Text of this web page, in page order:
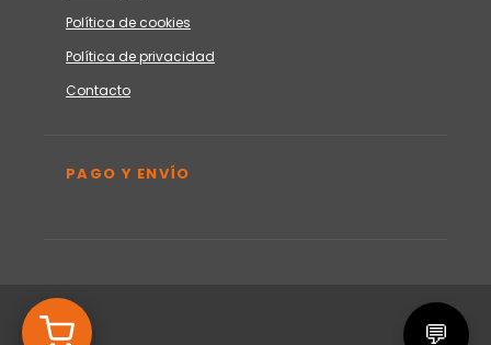
Política de cookies
Política de privacidad
Contacto
PAGO Y ENVÍO
💬